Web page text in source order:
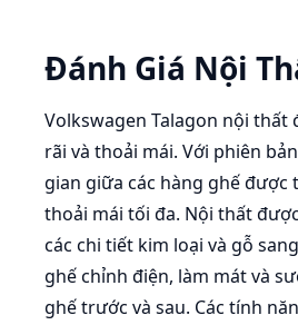
Đánh Giá Nội
Volkswagen Talagon nội
rãi và thoải mái. Với phiên
gian giữa các hàng ghế được
thoải mái tối đa. Nội thất
các chi tiết kim loại và gỗ
ghế chỉnh điện, làm mát và
ghế trước và sau. Các tính